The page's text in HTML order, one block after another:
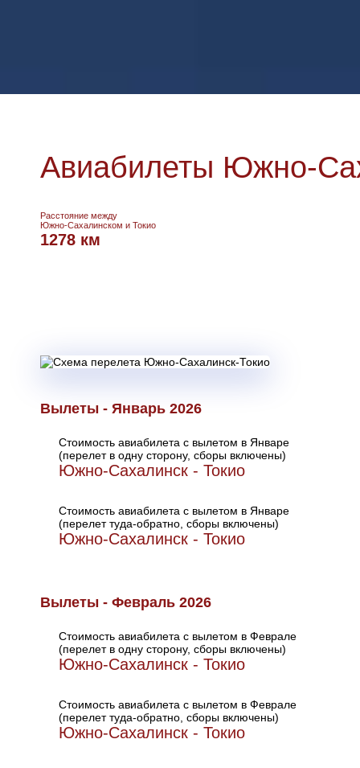
Авиабилеты Южно-
Расстояние между
Южно-Сахалинском и Токио
1278 км
Вылеты - Январь 2026
Стоимость авиабилета с вылетом в Январе
(перелет в одну сторону, сборы включены)
Южно-Сахалинск - Токио
Стоимость авиабилета с вылетом в Январе
(перелет туда-обратно, сборы включены)
Южно-Сахалинск - Токио
Вылеты - Февраль 2026
Стоимость авиабилета с вылетом в Феврале
(перелет в одну сторону, сборы включены)
Южно-Сахалинск - Токио
Стоимость авиабилета с вылетом в Феврале
(перелет туда-обратно, сборы включены)
Южно-Сахалинск - Токио